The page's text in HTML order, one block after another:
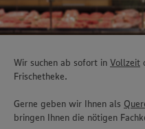
Wir suchen ab sofort in Vollzeit
Frischetheke.
Gerne geben wir Ihnen als
bringen Ihnen die nötigen